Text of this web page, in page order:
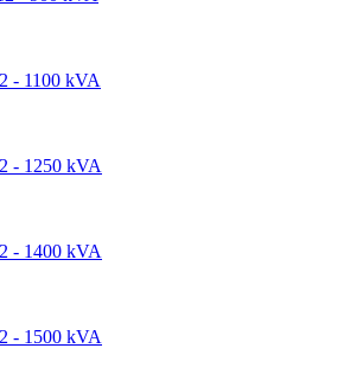
- 1100 kVA
- 1250 kVA
- 1400 kVA
- 1500 kVA